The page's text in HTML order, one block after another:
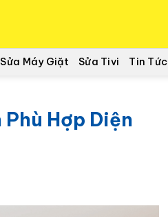
Sửa Máy Giặt Sửa Tivi Tin Tức
Hợp Diện